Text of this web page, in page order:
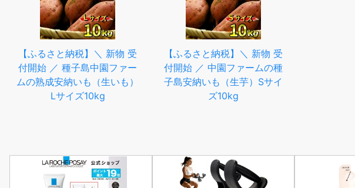
【ふるさと納税】＼ 新物 受
付開始 ／ 種子島中園ファー
ムの熟成安納いも（生いも）
Lサイズ10kg
【ふるさと納税】＼ 新物 受
付開始 ／ 中園ファームの種
子島安納いも（生芋）Sサイ
ズ10kg